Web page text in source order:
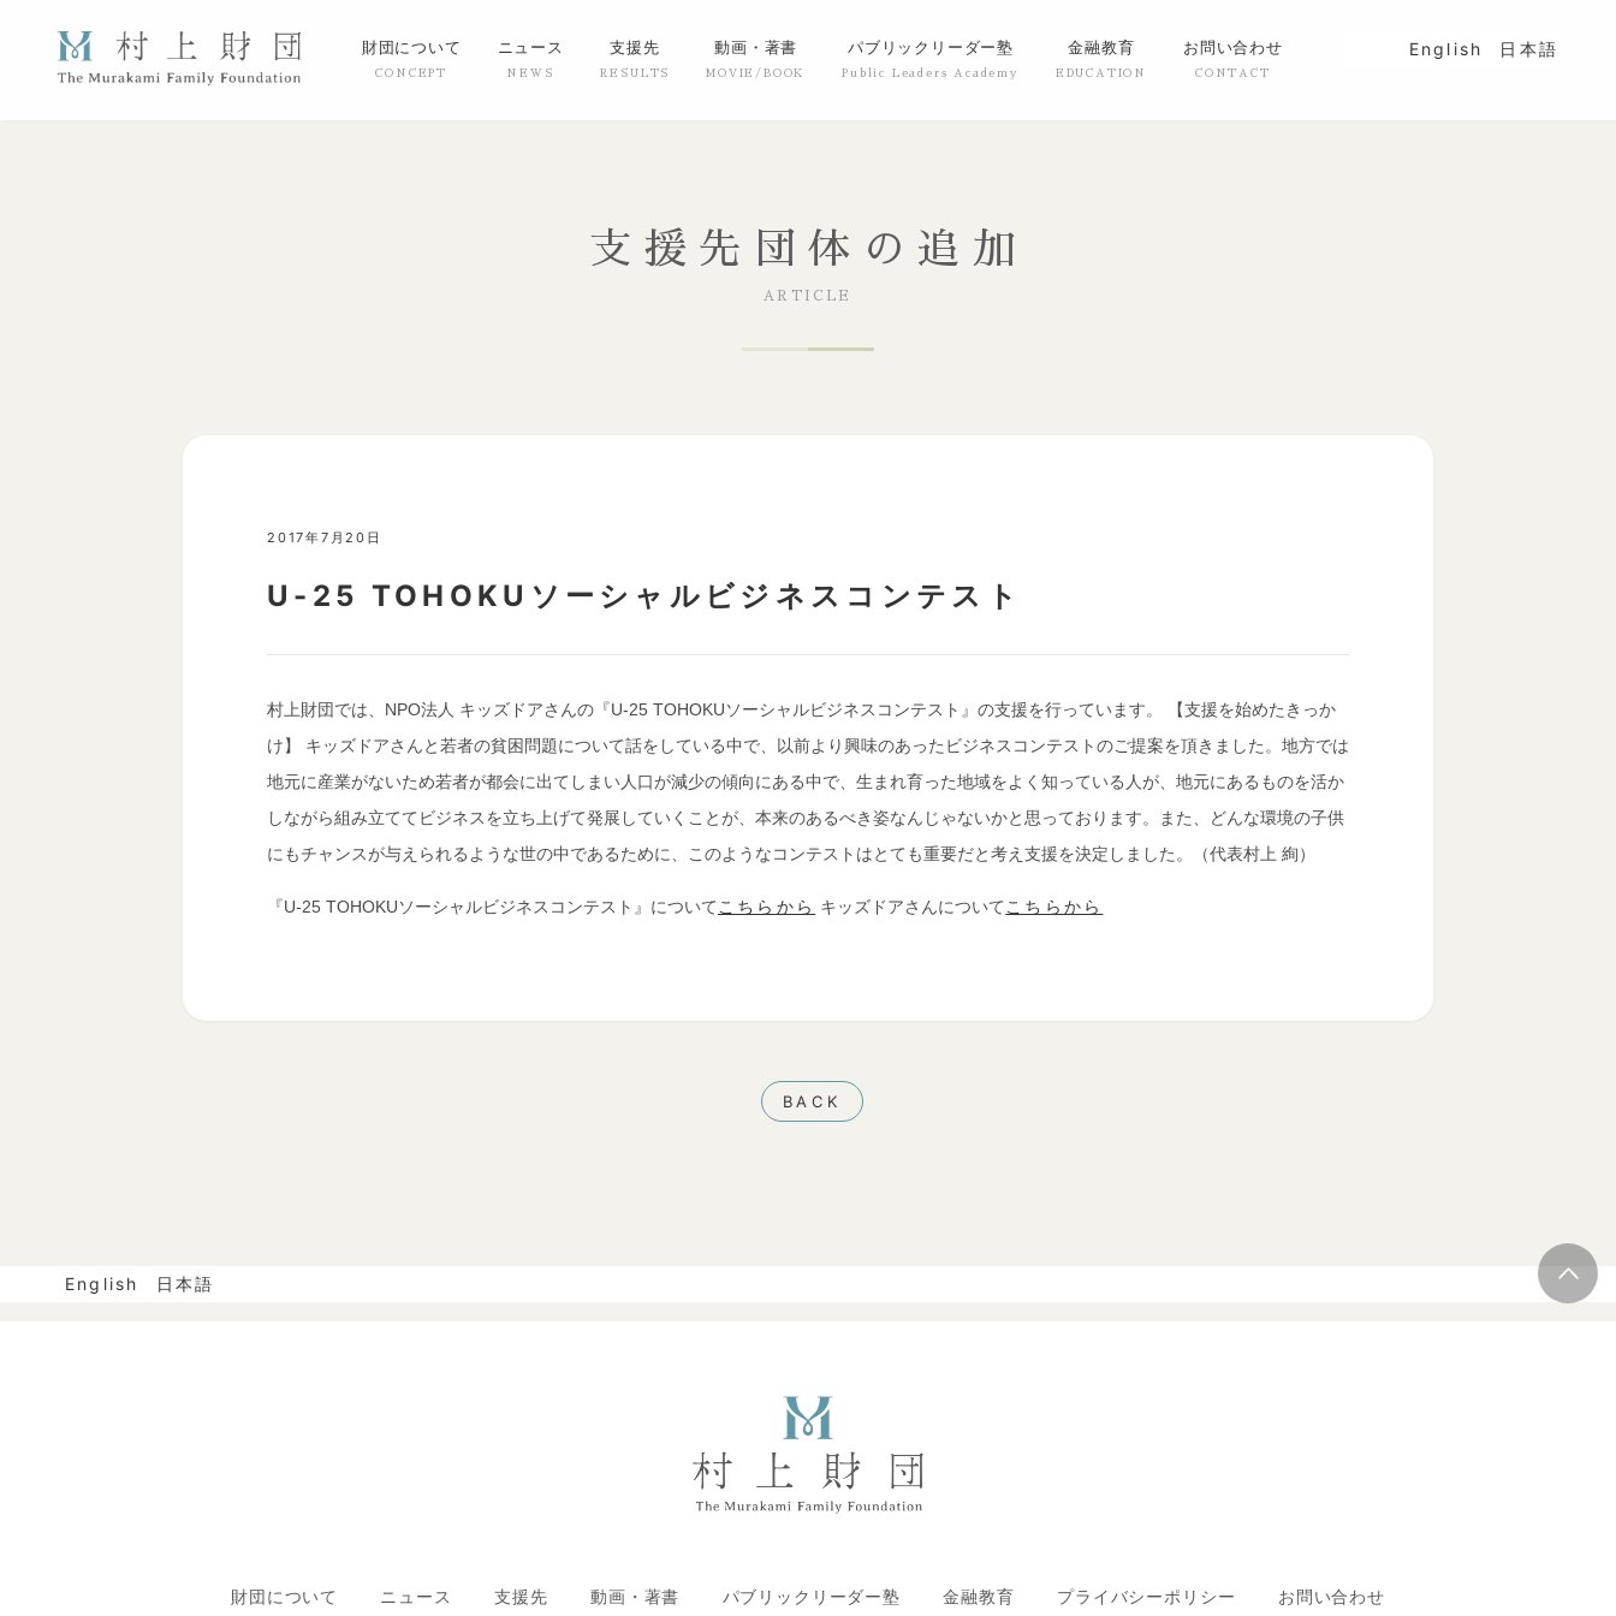
財団について ニュース 支援先 動画・著書 パブリックリーダー塾 金融教育 お問い合わせ English 日本語
支援先団体の追加
2017年7月20日
U-25 TOHOKUソーシャルビジネスコンテスト
村上財団では、NPO法人 キッズドアさんの『U-25 TOHOKUソーシャルビジネスコンテスト』の支援を行っています。 【支援を始めたきっか
け】 キッズドアさんと若者の貧困問題について話をしている中で、以前より興味のあったビジネスコンテストのご提案を頂きました。地方では
地元に産業がないため若者が都会に出てしまい人口が減少の傾向にある中で、生まれ育った地域をよく知っている人が、地元にあるものを活か
しながら組み立ててビジネスを立ち上げて発展していくことが、本来のあるべき姿なんじゃないかと思っております。また、どんな環境の子供
にもチャンスが与えられるような世の中であるために、このようなコンテストはとても重要だと考え支援を決定しました。（代表村上 絢）
『U-25 TOHOKUソーシャルビジネスコンテスト』について こちらから キッズドアさんについて こちらから
BACK
English 日本語
財団について ニュース 支援先 動画・著書 パブリックリーダー塾 金融教育 プライバシーポリシー お問い合わせ